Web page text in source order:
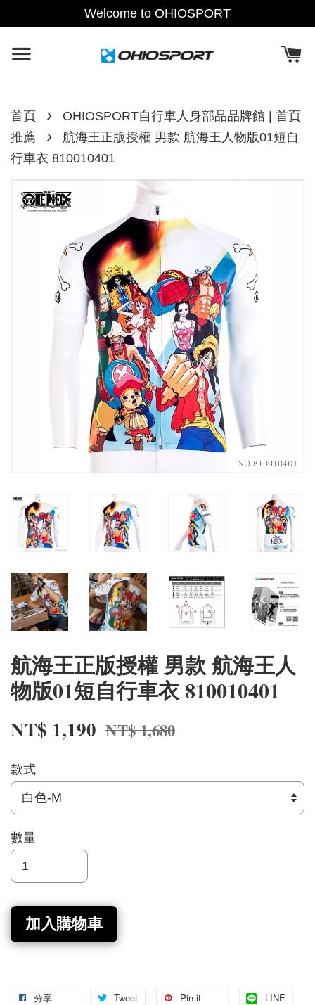
Welcome to OHIOSPORT
首頁 ›
OHIOSPORT自行車人身部品品牌館 | 首頁
推薦
›
航海王正版授權 男款 航海王人物版01短自
行車衣 810010401
航海王正版授權 男款 航海王人
物版01短自行車衣 810010401
NT$ 1,190 NT$ 1,680
款式
數量
加入購物車
分享 Tweet Pin it LINE